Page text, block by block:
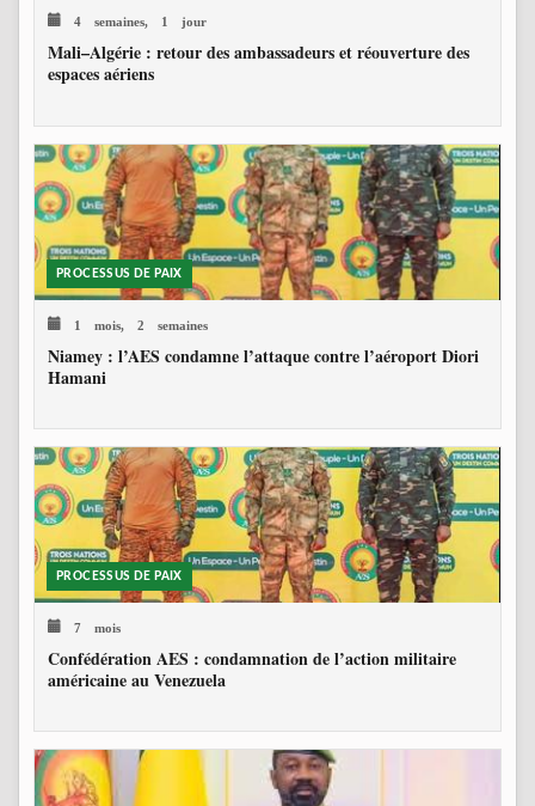
4 semaines, 1 jour
Mali–Algérie : retour des ambassadeurs et réouverture des
espaces aériens
PROCESSUS DE PAIX
1 mois, 2 semaines
Niamey : l’AES condamne l’attaque contre l’aéroport Diori
Hamani
PROCESSUS DE PAIX
7 mois
Confédération AES : condamnation de l’action militaire
américaine au Venezuela